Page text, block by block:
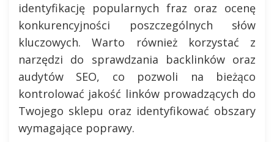
identyfikację popularnych fraz oraz ocenę
konkurencyjności poszczególnych słów
kluczowych. Warto również korzystać z
narzędzi do sprawdzania backlinków oraz
audytów SEO, co pozwoli na bieżąco
kontrolować jakość linków prowadzących do
Twojego sklepu oraz identyfikować obszary
wymagające poprawy.